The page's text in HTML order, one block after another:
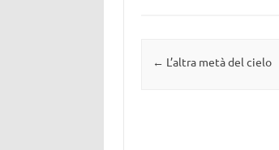
Navigazione articolo
← L’altra metà del cielo